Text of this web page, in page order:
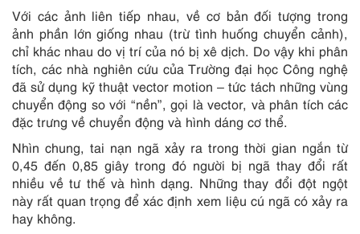
Với các ảnh liên tiếp nhau, về cơ bản đối tượng trong
ảnh phần lớn giống nhau (trừ tình huống chuyển cảnh),
chỉ khác nhau do vị trí của nó bị xê dịch. Do vậy khi phân
tích, các nhà nghiên cứu của Trường đại học Công nghệ
đã sử dụng kỹ thuật vector motion – tức tách những vùng
chuyển động so với “nền”, gọi là vector, và phân tích các
đặc trưng về chuyển động và hình dáng cơ thể.
Nhìn chung, tai nạn ngã xảy ra trong thời gian ngắn từ
0,45 đến 0,85 giây trong đó người bị ngã thay đổi rất
nhiều về tư thế và hình dạng. Những thay đổi đột ngột
này rất quan trọng để xác định xem liệu cú ngã có xảy ra
hay không.